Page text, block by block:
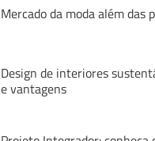
Mercado da moda além das
Design de interiores
e vantagens